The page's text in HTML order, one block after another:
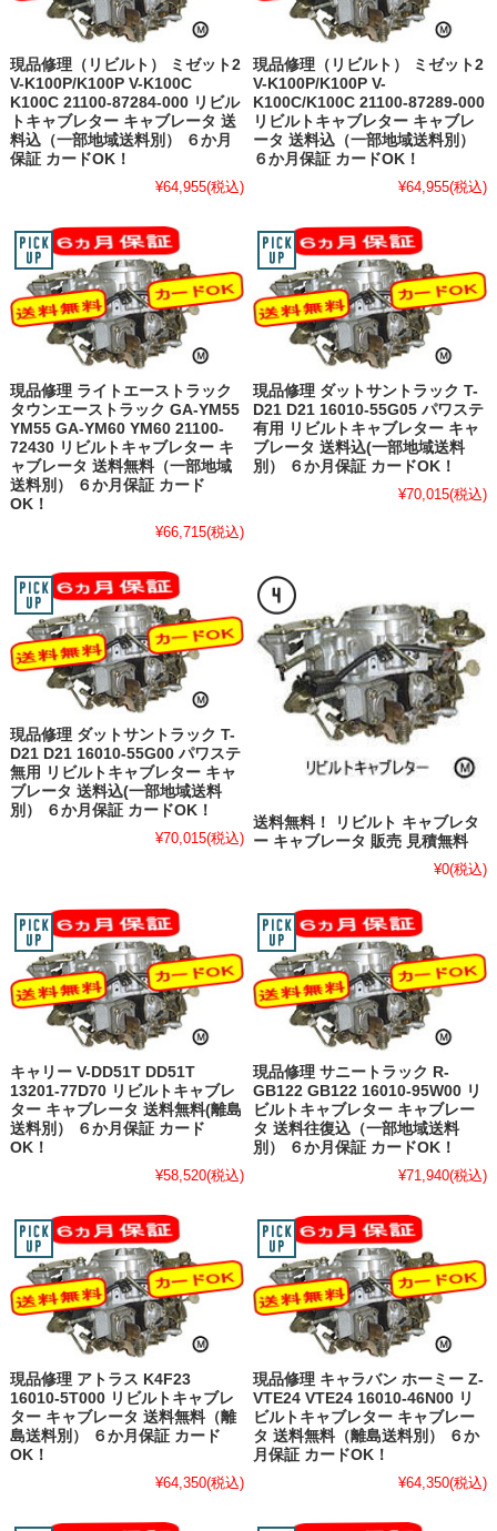
現品修理（リビルト） ミゼット2
V-K100P/K100P V-K100C
K100C 21100-87284-000 リビル
トキャブレター キャブレータ 送
料込（一部地域送料別） ６か月
保証 カードOK！
¥64,955(税込)
現品修理（リビルト） ミゼット2
V-K100P/K100P V-
K100C/K100C 21100-87289-000
リビルトキャブレター キャブレ
ータ 送料込（一部地域送料別）
６か月保証 カードOK！
¥64,955(税込)
現品修理 ライトエーストラック
タウンエーストラック GA-YM55
YM55 GA-YM60 YM60 21100-
72430 リビルトキャブレター キ
ャブレータ 送料無料（一部地域
送料別） ６か月保証 カード
OK！
¥66,715(税込)
現品修理 ダットサントラック T-
D21 D21 16010-55G05 パワステ
有用 リビルトキャブレター キャ
ブレータ 送料込(一部地域送料
別） ６か月保証 カードOK！
¥70,015(税込)
現品修理 ダットサントラック T-
D21 D21 16010-55G00 パワステ
無用 リビルトキャブレター キャ
ブレータ 送料込(一部地域送料
別） ６か月保証 カードOK！
¥70,015(税込)
送料無料！ リビルト キャブレタ
ー キャブレータ 販売 見積無料
¥0(税込)
キャリー V-DD51T DD51T
13201-77D70 リビルトキャブレ
ター キャブレータ 送料無料(離島
送料別） ６か月保証 カード
OK！
¥58,520(税込)
現品修理 サニートラック R-
GB122 GB122 16010-95W00 リ
ビルトキャブレター キャブレー
タ 送料往復込（一部地域送料
別） ６か月保証 カードOK！
¥71,940(税込)
現品修理 アトラス K4F23
16010-5T000 リビルトキャブレ
ター キャブレータ 送料無料（離
島送料別） ６か月保証 カード
OK！
¥64,350(税込)
現品修理 キャラバン ホーミー Z-
VTE24 VTE24 16010-46N00 リ
ビルトキャブレター キャブレー
タ 送料無料（離島送料別） ６か
月保証 カードOK！
¥64,350(税込)